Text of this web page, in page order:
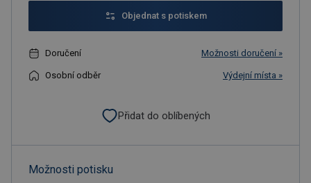
Objednat s potiskem
Doručení Možnosti doručení »
Osobní odběr Výdejní místa »
Přidat do oblíbených
Možnosti potisku